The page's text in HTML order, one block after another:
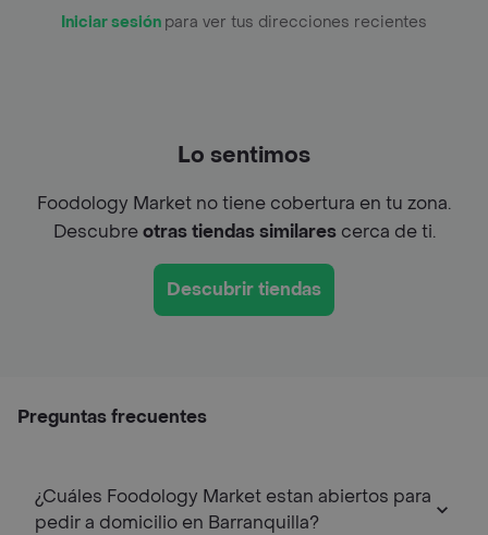
Iniciar sesión para ver tus direcciones recientes
Lo sentimos
Foodology Market no tiene cobertura en tu zona.
Descubreotras tiendas similarescerca de ti.
Descubrir tiendas
Preguntas frecuentes
¿Cuáles Foodology Market estan abiertos para
pedir a domicilio en Barranquilla?